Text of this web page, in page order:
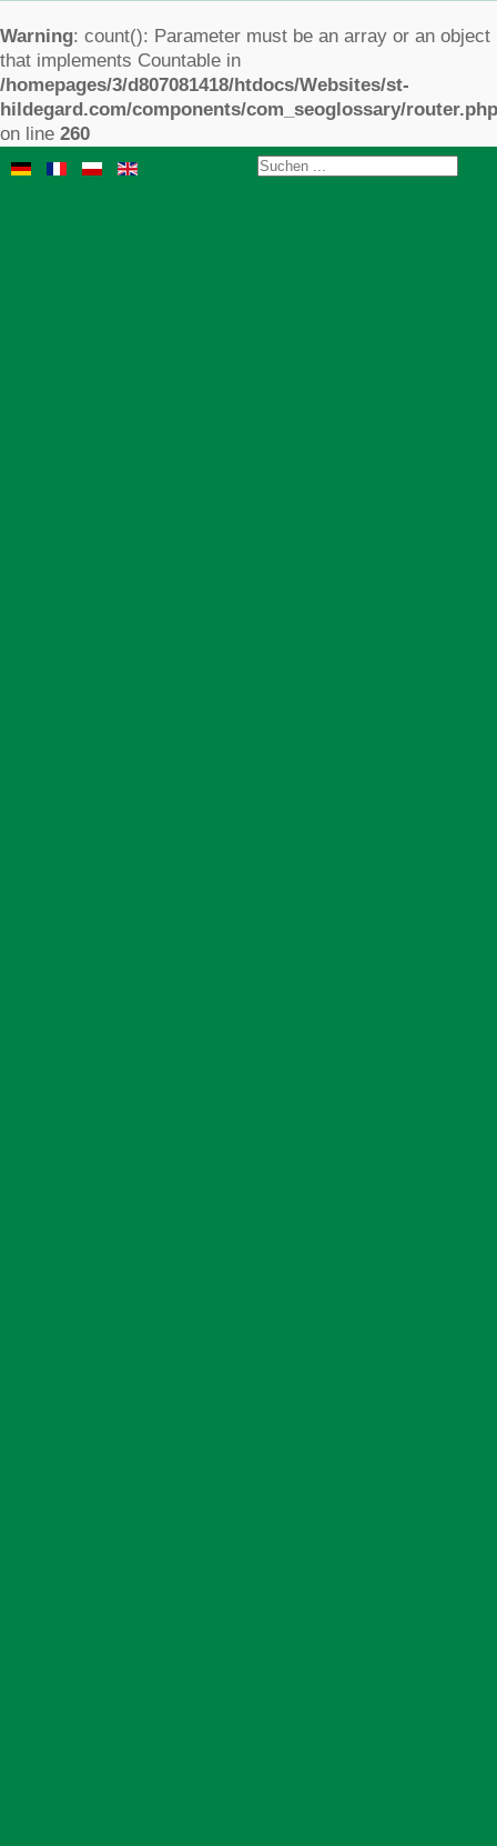
Warning: count(): Parameter must be an array or an object
that implements Countable in
/homepages/3/d807081418/htdocs/Websites/st-
hildegard.com/components/com_seoglossary/router.php
on line 260